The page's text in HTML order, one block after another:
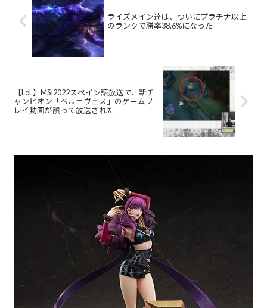
ライズメイン達は、ついにプラチナ以上
のランクで勝率38.6%になった
【LoL】MSI2022スペイン語放送で、新チ
ャンピオン「ベル＝ヴェス」のゲームプ
レイ動画が誤って放送された